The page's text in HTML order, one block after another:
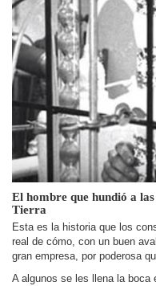
El hombre que hundió a
Tierra
Esta es la historia que los
real de cómo, con un buen
gran empresa, por poderosa
A algunos se les llena la boca